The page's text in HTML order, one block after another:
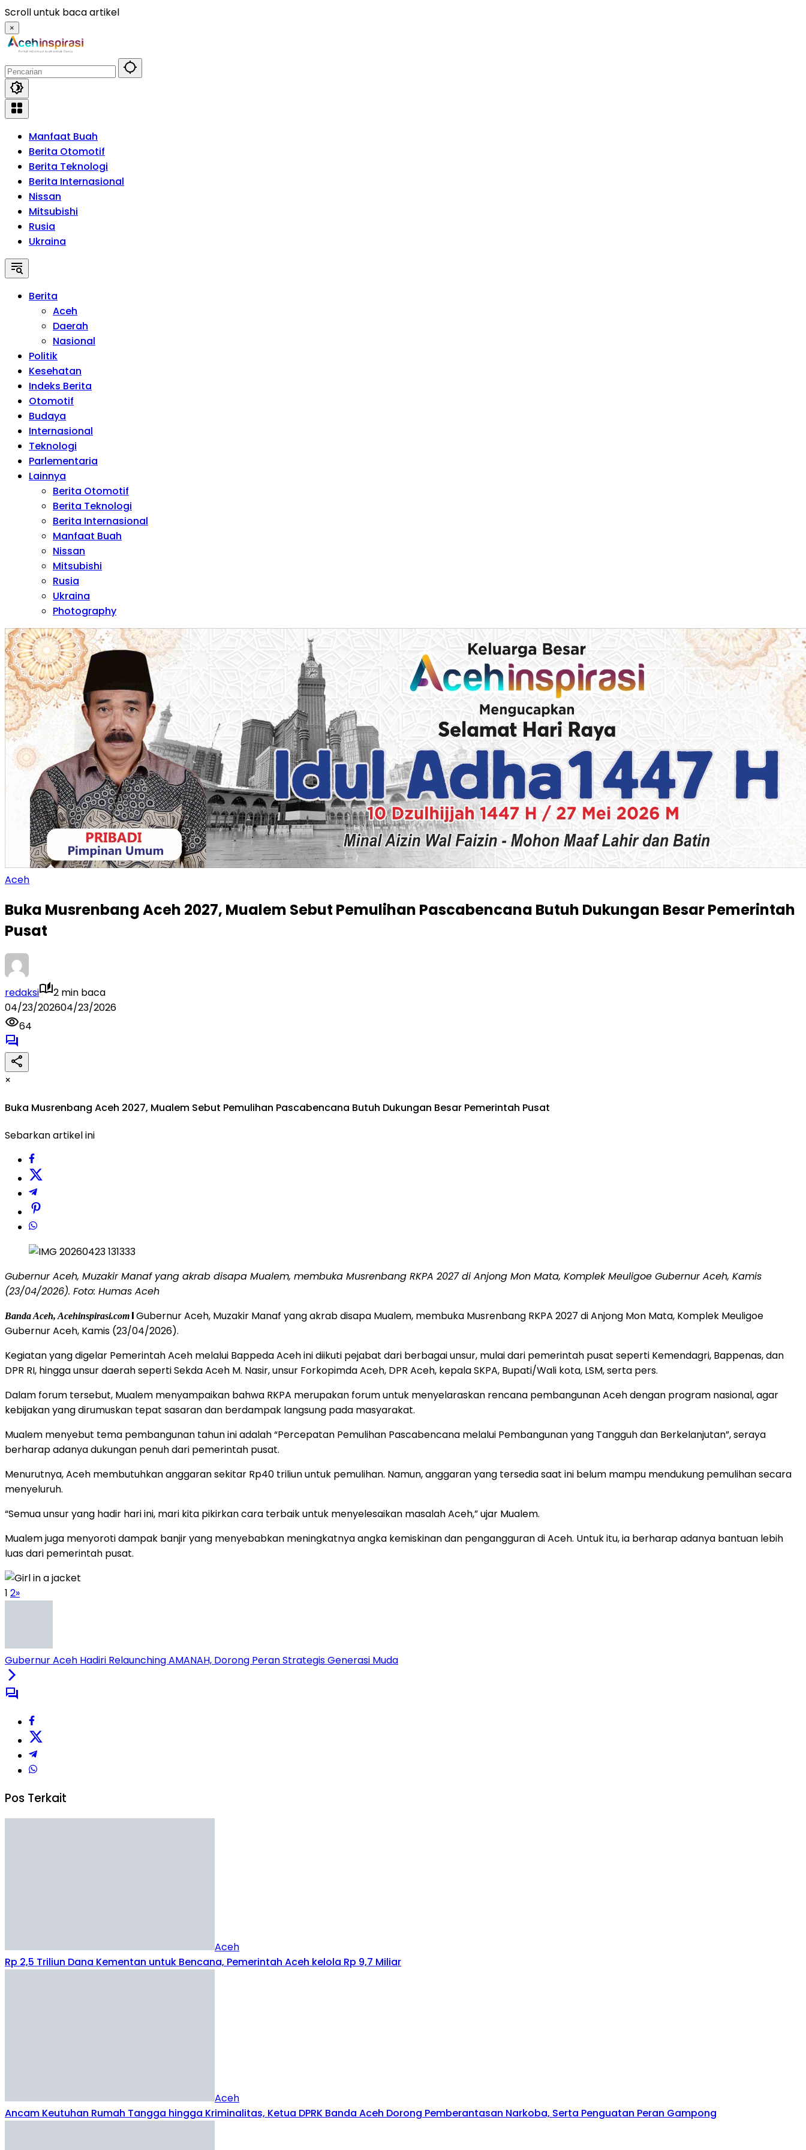
Langsung
ke
konten
Scroll untuk baca artikel
×
Manfaat Buah
Berita Otomotif
Berita Teknologi
Berita Internasional
Nissan
Mitsubishi
Rusia
Ukraina
Berita
Aceh
Daerah
Nasional
Politik
Kesehatan
Indeks Berita
Otomotif
Budaya
Internasional
Teknologi
Parlementaria
Lainnya
Berita Otomotif
Berita Teknologi
Berita Internasional
Manfaat Buah
Nissan
Mitsubishi
Rusia
Ukraina
Photography
Aceh
Buka Musrenbang Aceh 2027, Mualem Sebut Pemulihan Pascabencana Butuh Dukungan Besar Pemerintah
Pusat
redaksi
2 min baca
04/23/202604/23/2026
64
×
Buka Musrenbang Aceh 2027, Mualem Sebut Pemulihan Pascabencana Butuh Dukungan Besar Pemerintah Pusat
Sebarkan artikel ini
Gubernur Aceh, Muzakir Manaf yang akrab disapa Mualem, membuka Musrenbang RKPA 2027 di Anjong Mon Mata, Komplek Meuligoe Gubernur Aceh, Kamis
(23/04/2026). Foto: Humas Aceh
Banda Aceh, Acehinspirasi.com lGubernur Aceh, Muzakir Manaf yang akrab disapa Mualem, membuka Musrenbang RKPA 2027 di Anjong Mon Mata, Komplek Meuligoe
Gubernur Aceh, Kamis (23/04/2026).
Kegiatan yang digelar Pemerintah Aceh melalui Bappeda Aceh ini diikuti pejabat dari berbagai unsur, mulai dari pemerintah pusat seperti Kemendagri, Bappenas, dan
DPR RI, hingga unsur daerah seperti Sekda Aceh M. Nasir, unsur Forkopimda Aceh, DPR Aceh, kepala SKPA, Bupati/Wali kota, LSM, serta pers.
Dalam forum tersebut, Mualem menyampaikan bahwa RKPA merupakan forum untuk menyelaraskan rencana pembangunan Aceh dengan program nasional, agar
kebijakan yang dirumuskan tepat sasaran dan berdampak langsung pada masyarakat.
Mualem menyebut tema pembangunan tahun ini adalah “Percepatan Pemulihan Pascabencana melalui Pembangunan yang Tangguh dan Berkelanjutan”, seraya
berharap adanya dukungan penuh dari pemerintah pusat.
Menurutnya, Aceh membutuhkan anggaran sekitar Rp40 triliun untuk pemulihan. Namun, anggaran yang tersedia saat ini belum mampu mendukung pemulihan secara
menyeluruh.
“Semua unsur yang hadir hari ini, mari kita pikirkan cara terbaik untuk menyelesaikan masalah Aceh,” ujar Mualem.
Mualem juga menyoroti dampak banjir yang menyebabkan meningkatnya angka kemiskinan dan pengangguran di Aceh. Untuk itu, ia berharap adanya bantuan lebih
luas dari pemerintah pusat.
1 2»
Pos Terkait
Rp 2,5 Triliun Dana Kementan untuk Bencana, Pemerintah Aceh kelola Rp 9,7 Miliar‎
Aceh